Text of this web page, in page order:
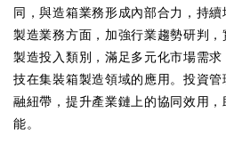
同，與造箱業務形成內部合力，持
製造業務方面，加強行業趨勢研判
製造投入類別，滿足多元化市場需
技在集裝箱製造領域的應用。投資
融紐帶，提升產業鏈上的協同效用
能。